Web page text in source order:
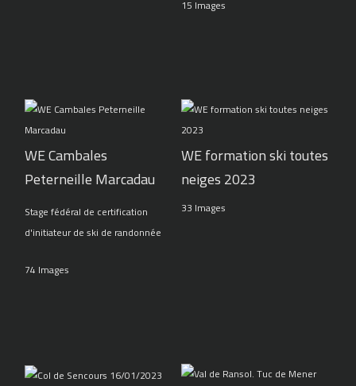
15 Images
WE Cambales
Peterneille Marcadau
Stage fédéral de certification
d'initiateur de ski de randonnée
74 Images
WE formation ski toutes
neiges 2023
33 Images